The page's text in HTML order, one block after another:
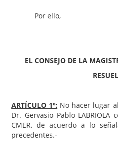
Por ello,
EL CONSEJO DE LA
ARTÍCULO 1º: No hacer lugar
Dr. Gervasio Pablo LABRIOLA
CMER, de acuerdo a lo
precedentes.-